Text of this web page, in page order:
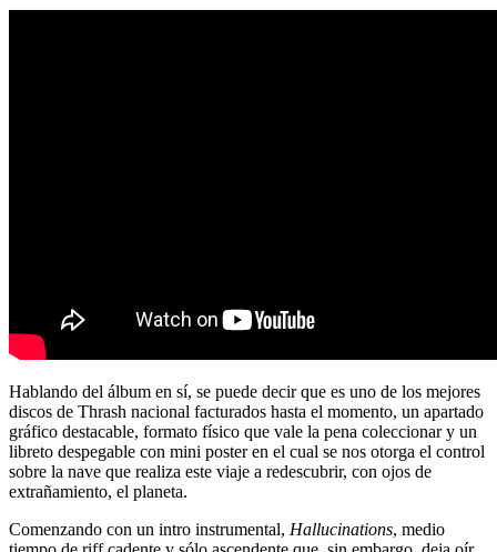
Hablando del álbum en sí, se puede decir que es uno de los mejores
discos de Thrash nacional facturados hasta el momento, un apartado
gráfico destacable, formato físico que vale la pena coleccionar y un
libreto despegable con mini poster en el cual se nos otorga el control
sobre la nave que realiza este viaje a redescubrir, con ojos de
extrañamiento, el planeta.
Comenzando con un intro instrumental, Hallucinations, medio